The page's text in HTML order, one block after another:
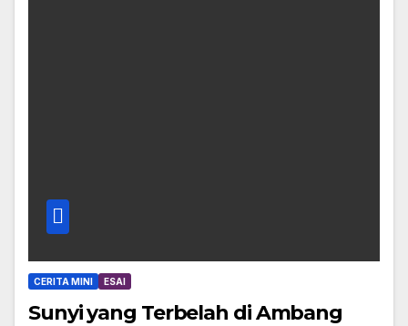
CERITA MINI ESAI
Sunyi yang Terbelah di Ambang